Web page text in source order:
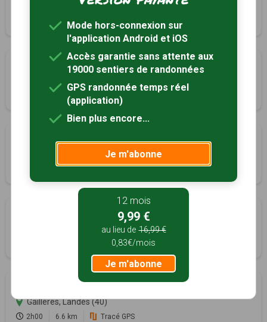
Duhort-Bachen, Landes (40)
5.4 km
Circuit de la lande
12.4 km Tracé GPS
Circuit de la vallée du Bahus
Eugénie-les-Bains, Landes (40)
15.1 km Tracé GPS
Eugénie-les-Bains, Landes (40)
Tracé GPS
Gaillères, Landes (40)
2h00 6.6 km Tracé GPS
Mode hors-connexion sur
l'application Android et iOS
Accès garantie sans attente aux
19000 sentiers de randonnées
GPS randonnée temps réel
(application)
Bien plus encore...
Je m'abonne
12 mois
9,99 €
au lieu de 16,99 €
0,83€/mois
Je m'abonne